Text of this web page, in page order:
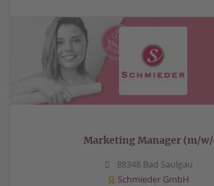
Marketing Manager (m/
88348 Bad Saulgau
Schmieder GmbH